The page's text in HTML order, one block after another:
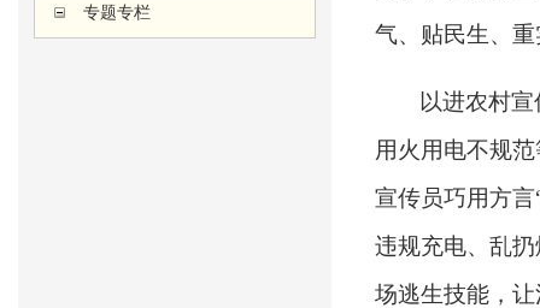
专题专栏
气、贴民生、
以进农村
用火用电不规
宣传员巧用方
违规充电、乱
场逃生技能，